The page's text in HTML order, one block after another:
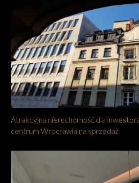
Atrakcyjna nieruchomość dla
centrum Wrocławia na sprzedaż